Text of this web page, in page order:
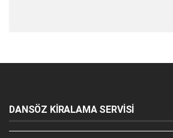
DANSÖZ KİRALAMA SERVİSİ